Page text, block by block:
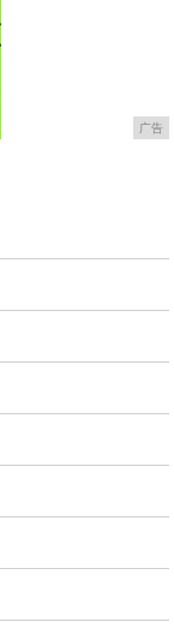
广告